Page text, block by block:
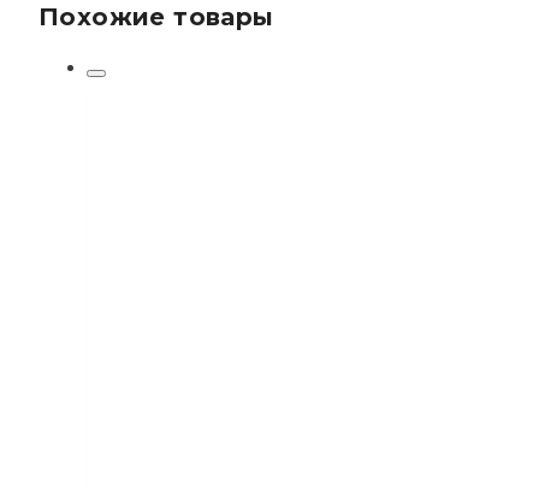
Похожие товары